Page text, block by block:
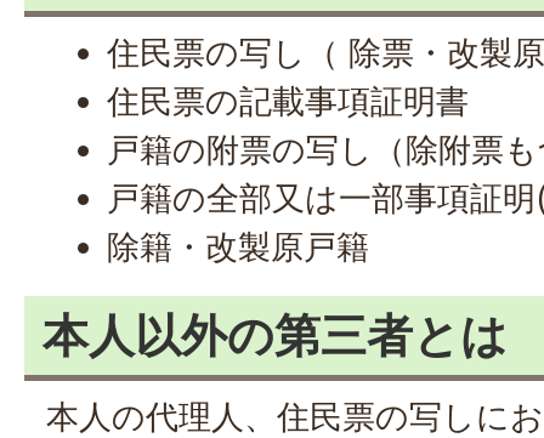
住民票の写し（ 除票・改製
住民票の記載事項証明書
戸籍の附票の写し（除附票
戸籍の全部又は一部事項証
除籍・改製原戸籍
本人以外の第三者とは
本人の代理人、住民票の写しに